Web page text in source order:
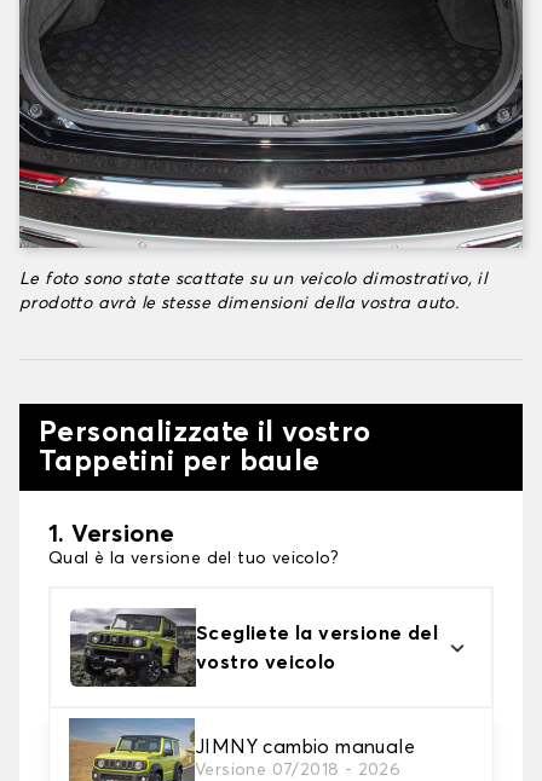
Le foto sono state scattate su un veicolo dimostrativo, il
prodotto avrà le stesse dimensioni della vostra auto.
Personalizzate il vostro
Tappetini per baule
1. Versione
Qual è la versione del tuo veicolo?
Scegliete la versione del
vostro veicolo
JIMNY cambio manuale
Versione 07/2018 - 2026
2. Materiale